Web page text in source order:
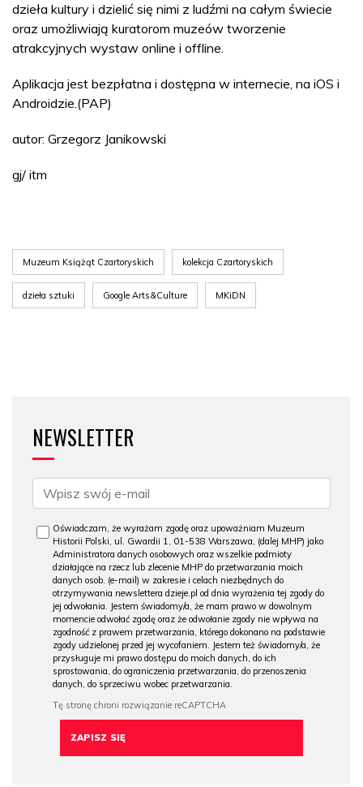
dzieła kultury i dzielić się nimi z ludźmi na całym świecie
oraz umożliwiają kuratorom muzeów tworzenie
atrakcyjnych wystaw online i offline.
Aplikacja jest bezpłatna i dostępna w internecie, na iOS i
Androidzie.(PAP)
autor: Grzegorz Janikowski
gj/ itm
Muzeum Książąt Czartoryskich kolekcja Czartoryskich
dzieła sztuki Google Arts&Culture MKiDN
NEWSLETTER
Oświadczam, że wyrażam zgodę oraz upoważniam Muzeum
Historii Polski, ul. Gwardii 1, 01-538 Warszawa, (dalej MHP) jako
Administratora danych osobowych oraz wszelkie podmioty
działające na rzecz lub zlecenie MHP do przetwarzania moich
danych osob. (e-mail) w zakresie i celach niezbędnych do
otrzymywania newslettera dzieje.pl od dnia wyrażenia tej zgody do
jej odwołania. Jestem świadomy/a, że mam prawo w dowolnym
momencie odwołać zgodę oraz że odwołanie zgody nie wpływa na
zgodność z prawem przetwarzania, którego dokonano na podstawie
zgody udzielonej przed jej wycofaniem. Jestem też świadomy/a, że
przysługuje mi prawo dostępu do moich danych, do ich
sprostowania, do ograniczenia przetwarzania, do przenoszenia
danych, do sprzeciwu wobec przetwarzania.